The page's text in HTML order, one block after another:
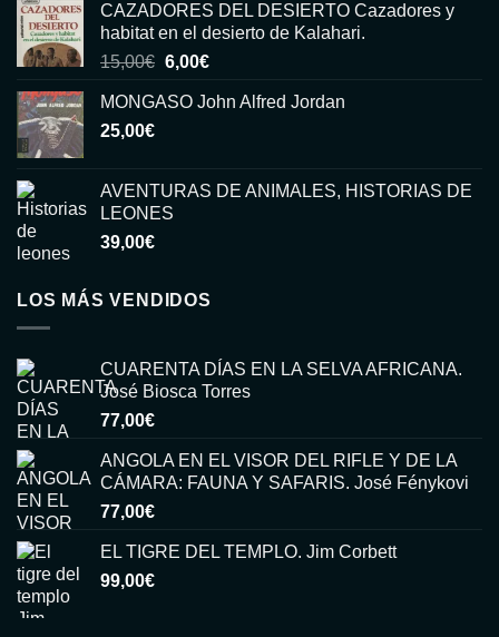
CAZADORES DEL DESIERTO Cazadores y
habitat en el desierto de Kalahari.
15,00€ El
original
6,00€El
actual
MONGASO John Alfred Jordan
25,00€
AVENTURAS DE ANIMALES, HISTORIAS DE
LEONES
39,00€
LOS MÁS VENDIDOS
CUARENTA DÍAS EN LA SELVA AFRICANA.
José Biosca Torres
77,00€
ANGOLA EN EL VISOR DEL RIFLE Y DE LA
CÁMARA: FAUNA Y SAFARIS. José Fénykovi
77,00€
EL TIGRE DEL TEMPLO. Jim Corbett
99,00€